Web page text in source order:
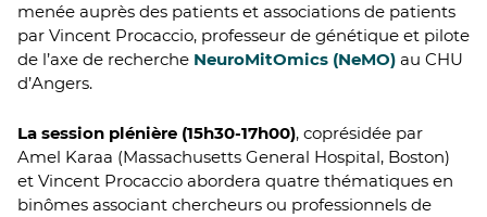
menée auprès des patients et associations de patients
par Vincent Procaccio, professeur de génétique et pilote
de l’axe de recherche NeuroMitOmics (NeMO) au CHU
d’Angers.
La session plénière (15h30-17h00), coprésidée par
Amel Karaa (Massachusetts General Hospital, Boston)
et Vincent Procaccio abordera quatre thématiques en
binômes associant chercheurs ou professionnels de